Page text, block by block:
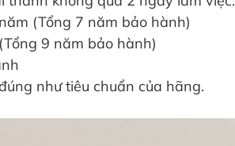
(Tổng 7 năm bảo hành)
9 năm bảo hành)
như tiêu chuẩn của hãng.